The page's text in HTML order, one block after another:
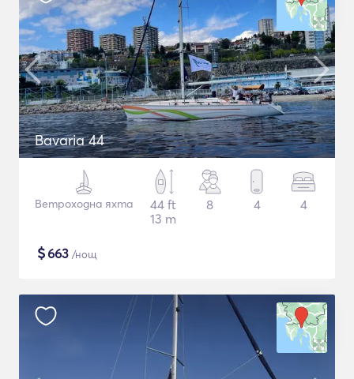
Bavaria 44
Ветроходна яхта
44 ft
13 m
8 4 4
$663 /нощ